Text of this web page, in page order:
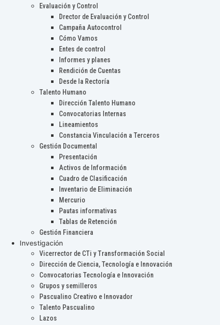
Evaluación y Control
Drector de Evaluación y Control
Campaña Autocontrol
Cómo Vamos
Entes de control
Informes y planes
Rendición de Cuentas
Desde la Rectoría
Talento Humano
Dirección Talento Humano
Convocatorias Internas
Lineamientos
Constancia Vinculación a Terceros
Gestión Documental
Presentación
Activos de Información
Cuadro de Clasificación
Inventario de Eliminación
Mercurio
Pautas informativas
Tablas de Retención
Gestión Financiera
Investigación
Vicerrector de CTi y Transformación Social
Dirección de Ciencia, Tecnología e Innovación
Convocatorias Tecnología e Innovación
Grupos y semilleros
Pascualino Creativo e Innovador
Talento Pascualino
Lazos